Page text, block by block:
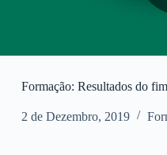
Formação: Resultados do
2 de Dezembro, 2019